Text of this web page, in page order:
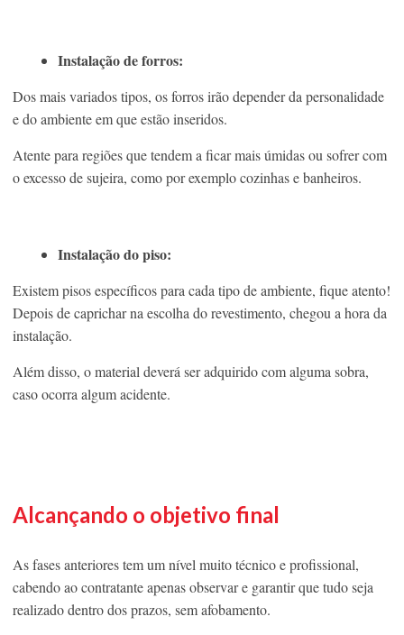
Instalação de forros:
Dos mais variados tipos, os forros irão depender da personalidade
e do ambiente em que estão inseridos.
Atente para regiões que tendem a ficar mais úmidas ou sofrer com
o excesso de sujeira, como por exemplo cozinhas e banheiros.
Instalação do piso:
Existem pisos específicos para cada tipo de ambiente, fique atento!
Depois de caprichar na escolha do revestimento, chegou a hora da
instalação.
Além disso, o material deverá ser adquirido com alguma sobra,
caso ocorra algum acidente.
Alcançando o objetivo final
As fases anteriores tem um nível muito técnico e profissional,
cabendo ao contratante apenas observar e garantir que tudo seja
realizado dentro dos prazos, sem afobamento.